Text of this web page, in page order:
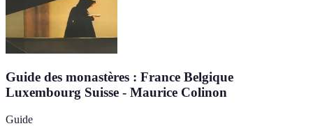
Guide des monastères : France Belgique
Luxembourg Suisse - Maurice Colinon
Guide